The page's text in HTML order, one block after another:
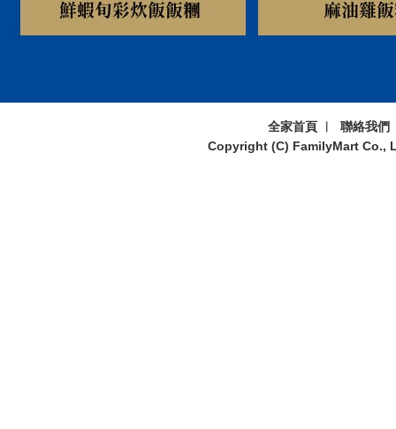
全家首頁 ︱ 聯絡我們
Copyright (C) FamilyMart Co.,